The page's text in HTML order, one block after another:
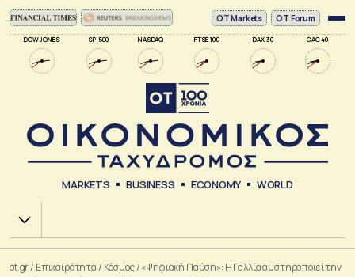
DOW JONES SP 500 NASDAQ FTSE 100 DAX 30 CAC 40
ΟΤ Markets OT Forum
MARKETS BUSINESS ECONOMY WORLD
Χ.Α.
ot.gr/ Επικαιρότητα / Κόσμος/«Ψηφιακή Παύση»: Η Γαλλία αυστηροποιεί την